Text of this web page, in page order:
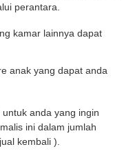
perantara.
kamar lainnya dapat
anak yang dapat anda
anda yang ingin
ini dalam jumlah
kembali ).